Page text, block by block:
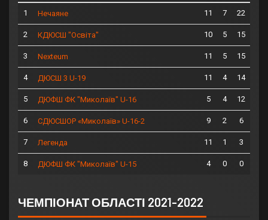
1 Нечаяне 11 7 22
2 КДЮСШ "Освіта" 10 5 15
3 Nexteum 11 5 15
4 ДЮСШ 3 U-19 11 4 14
5 ДЮФШ ФК "Миколаїв" U-16 5 4 12
6 СДЮСШОР «Миколаїв» U-16-2 9 2 6
7 Легенда 11 1 3
8 ДЮФШ ФК "Миколаїв" U-15 4 0 0
ЧЕМПІОНАТ ОБЛАСТІ 2021-2022